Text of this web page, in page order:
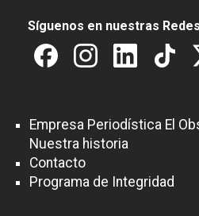
Síguenos en nuestras
Empresa Periodística El
Nuestra historia
Contacto
Programa de Integridad